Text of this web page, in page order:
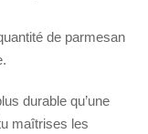
de parmesan
durable qu’une
maîtrises les